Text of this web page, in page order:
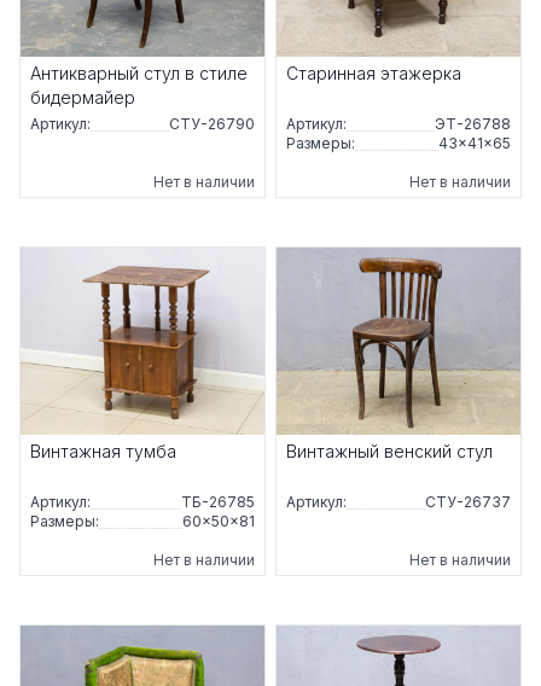
Антикварный стул в стиле
бидермайер
Артикул: СТУ-26790
Нет в наличии
Старинная этажерка
Артикул:
ЭТ-26788
Размеры:
43×41×65
Нет в наличии
Винтажная тумба
Артикул:
ТБ-26785
Размеры:
60×50×81
Нет в наличии
Винтажный венский стул
Артикул: СТУ-26737
Нет в наличии